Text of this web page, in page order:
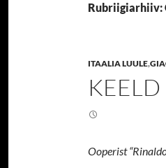
Rubriigiarhiiv:
ITAALIA LUULE,
KEELD
Ooperist